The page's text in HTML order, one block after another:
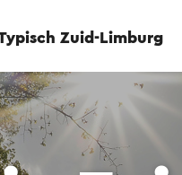
Zuid-Limburg